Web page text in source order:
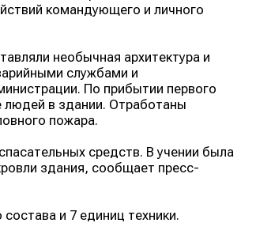
командующего и личного
необычная архитектура и
службами и
По прибытии первого
людей в здании. Отработаны
пожара.
средств. В учении была
здания, сообщает пресс-
и 7 единиц техники.